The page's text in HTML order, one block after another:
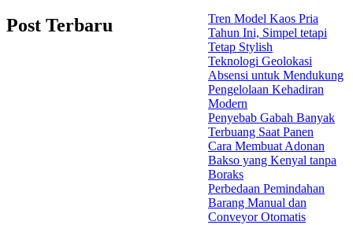
Post Terbaru
Tren Model Kaos Pria
Tahun Ini, Simpel tetapi
Tetap Stylish
Teknologi Geolokasi
Absensi untuk Mendukung
Pengelolaan Kehadiran
Modern
Penyebab Gabah Banyak
Terbuang Saat Panen
Cara Membuat Adonan
Bakso yang Kenyal tanpa
Boraks
Perbedaan Pemindahan
Barang Manual dan
Conveyor Otomatis